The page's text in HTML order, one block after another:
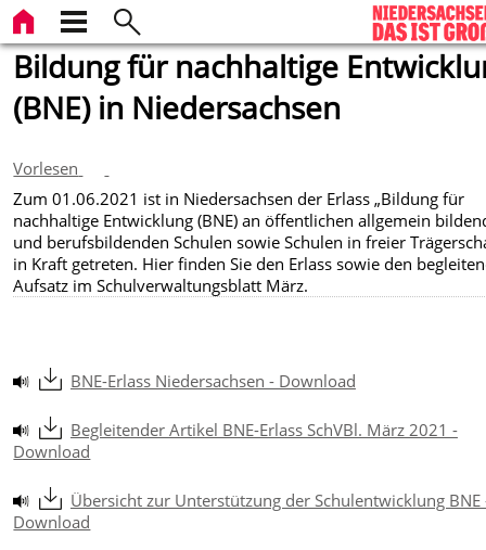
Bildung für nachhaltige
(BNE) in Niedersachsen
Vorlesen
Zum 01.06.2021 ist in Niedersachsen der Erlass „Bildung für
nachhaltige Entwicklung (BNE) an öffentlichen allgemein
und berufsbildenden Schulen sowie Schulen in freier
in Kraft getreten. Hier finden Sie den Erlass sowie den
Aufsatz im Schulverwaltungsblatt März.
BNE-Erlass Niedersachsen - Download
Begleitender Artikel BNE-Erlass SchVBl. März 2021 -
Download
Übersicht zur Unterstützung der Schulentwicklung BNE
Download